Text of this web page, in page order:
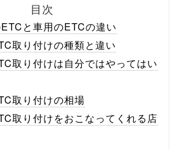
目次
と車用のETCの違い
取り付けの種類と違い
取り付けは自分ではやってはい
取り付けの相場
取り付けをおこなってくれる店